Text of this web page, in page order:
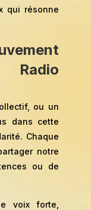
qui résonne
Radio
ou un
dans cette
Chaque
notre
ou de
voix forte,